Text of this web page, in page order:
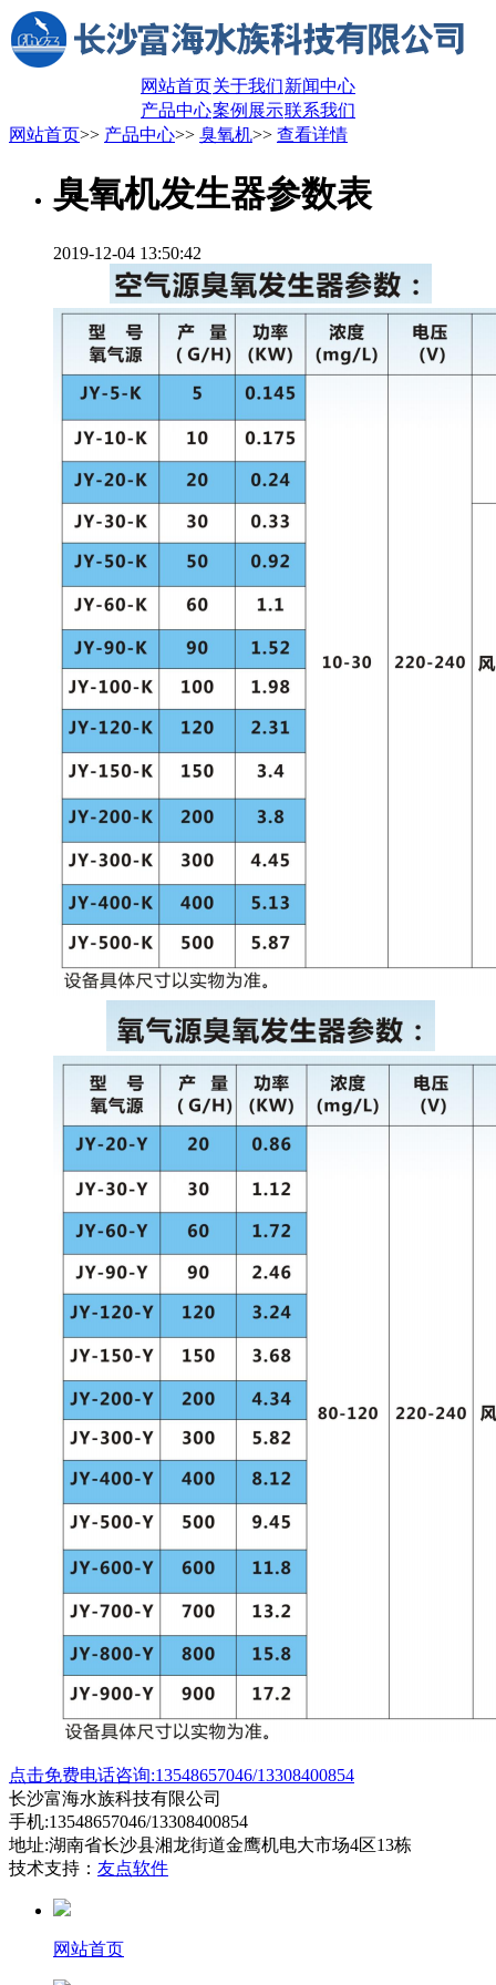
网站首页关于我们新闻中心
产品中心案例展示联系我们
网站首页>> 产品中心>> 臭氧机>> 查看详情
臭氧机发生器参数表
2019-12-04 13:50:42
点击免费电话咨询:13548657046/13308400854
长沙富海水族科技有限公司
手机:13548657046/13308400854
地址:湖南省长沙县湘龙街道金鹰机电大市场4区13栋
技术支持： 友点软件
网站首页